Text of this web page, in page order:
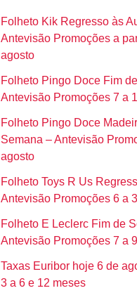
Folheto Kik Regresso às
Antevisão Promoções a
agosto
Folheto Pingo Doce Fim
Antevisão Promoções 7 a
Folheto Pingo Doce
Semana – Antevisão
agosto
Folheto Toys R Us
Antevisão Promoções 6 a
Folheto E Leclerc Fim de
Antevisão Promoções 7 a
Taxas Euribor hoje 6 de
3 a 6 e 12 meses